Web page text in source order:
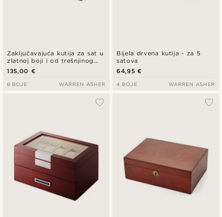
Zaključavajuća kutija za sat u
zlatnoj boji i od trešnjinog
drva - 10 satova
135,00 €
6 BOJE WARREN ASHER
Bijela drvena kutija - za 5
satova
64,95 €
4 BOJE WARREN ASHER